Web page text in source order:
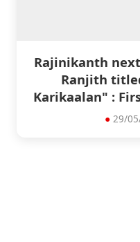
Rajinikanth
Ranjith
Karikaalan" :
● 29/